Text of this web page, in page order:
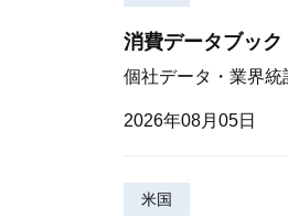
消費データブック
個社データ・業界統
2026年08月05日
米国